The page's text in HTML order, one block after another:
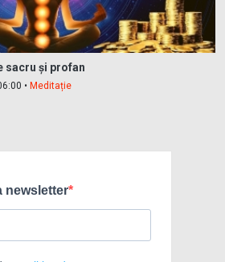
sacru și profan
• Meditație